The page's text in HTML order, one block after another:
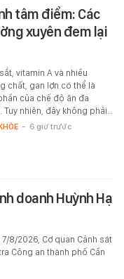
tâm điểm: Các
xuyên đem lại
vitamin A và nhiều
chất, gan lợn có thể là
của chế độ ăn đa
Tuy nhiên, đây không phải…
- 6 giờ trước
doanh Huỳnh Hạ
7/8/2026, Cơ quan Cảnh sát
Công an thành phố Cần